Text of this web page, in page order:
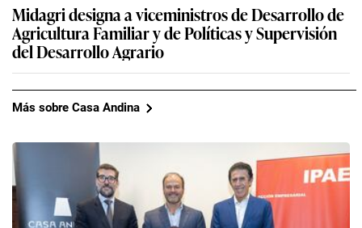
Midagri designa a viceministros de Desarrollo de
Agricultura Familiar y de Políticas y Supervisión
del Desarrollo Agrario
Más sobre Casa Andina